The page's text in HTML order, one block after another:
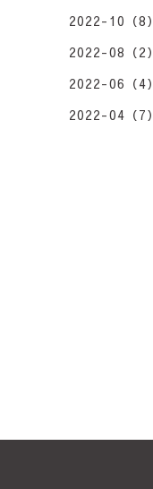
2022-10（8）
2022-08（2）
2022-06（4）
2022-04（7）